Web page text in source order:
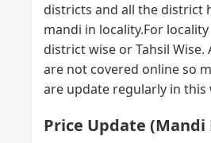
districts and all the district
mandi in locality.For
district wise or Tahsil Wise.
are not covered online so
are update regularly in this
Price Update (Mandi